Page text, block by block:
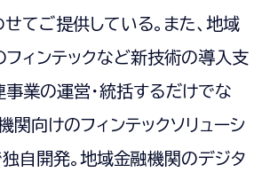
てご提供している。また、地域
ィンテックなど新技術の導入支
業の運営・統括するだけでな
関向けのフィンテックソリューシ
自開発。地域金融機関のデジタ